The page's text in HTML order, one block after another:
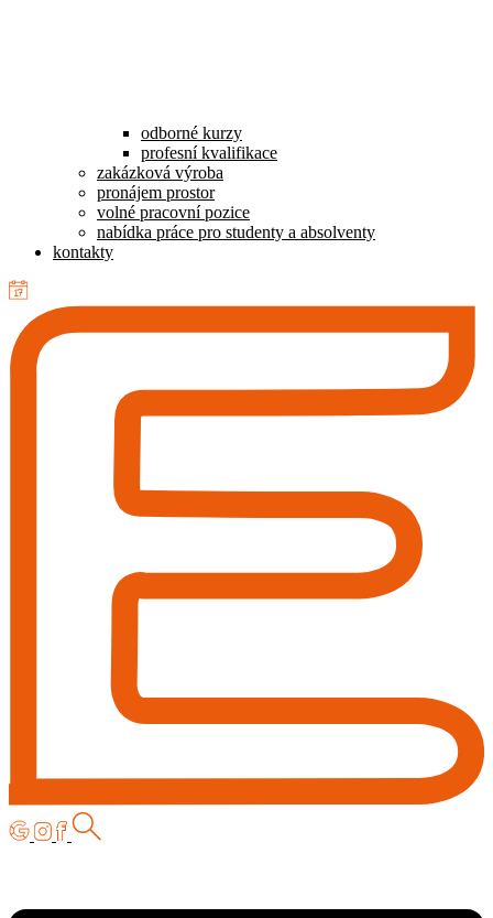
odborné kurzy
profesní kvalifikace
zakázková výroba
pronájem prostor
volné pracovní pozice
nabídka práce pro studenty a absolventy
kontakty